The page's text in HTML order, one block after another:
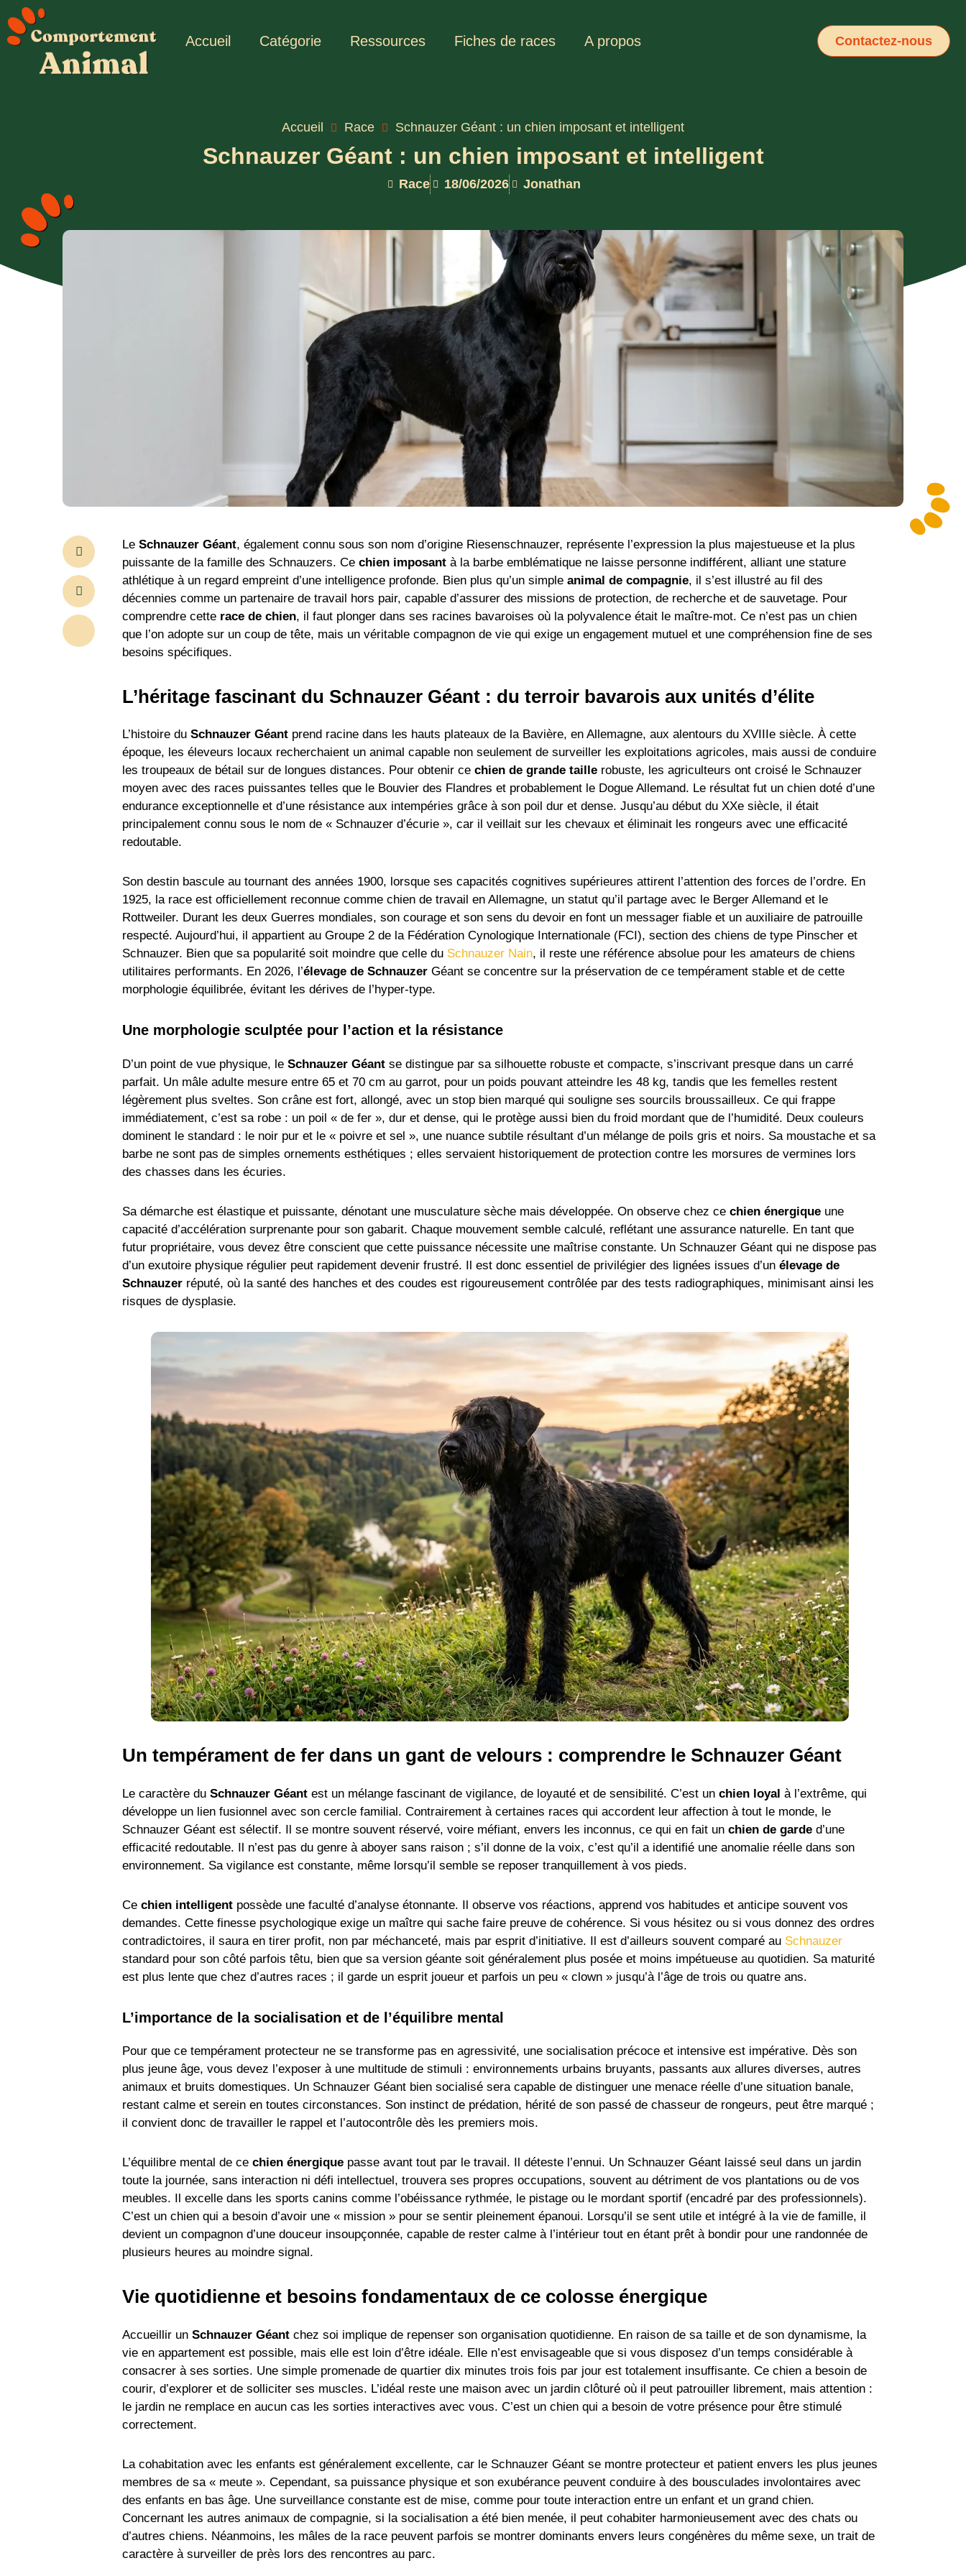
Accueil Catégorie Ressources Fiches de races A propos Contactez-nous
Accueil Race Schnauzer Géant : un chien imposant et intelligent
Schnauzer Géant : un chien imposant et intelligent
Race 18/06/2026 Jonathan
LeSchnauzer Géant, également connu sous son nom d’origine Riesenschnauzer, représente l’expression la plus majestueuse et la plus
puissante de la famille des Schnauzers. Cechien imposant à la barbe emblématique ne laisse personne indifférent, alliant une stature
athlétique à un regard empreint d’une intelligence profonde. Bien plus qu’un simpleanimal de compagnie, il s’est illustré au fil des
décennies comme un partenaire de travail hors pair, capable d’assurer des missions de protection, de recherche et de sauvetage. Pour
comprendre cette race de chien, il faut plonger dans ses racines bavaroises où la polyvalence était le maître-mot. Ce n’est pas un chien
que l’on adopte sur un coup de tête, mais un véritable compagnon de vie qui exige un engagement mutuel et une compréhension fine de ses
besoins spécifiques.
L’héritage fascinant du Schnauzer Géant : du terroir bavarois aux unités d’élite
L’histoire duSchnauzer Géant prend racine dans les hauts plateaux de la Bavière, en Allemagne, aux alentours du XVIIIe siècle. À cette
époque, les éleveurs locaux recherchaient un animal capable non seulement de surveiller les exploitations agricoles, mais aussi de conduire
les troupeaux de bétail sur de longues distances. Pour obtenir cechien de grande taille robuste, les agriculteurs ont croisé le Schnauzer
moyen avec des races puissantes telles que le Bouvier des Flandres et probablement le Dogue Allemand. Le résultat fut un chien doté d’une
endurance exceptionnelle et d’une résistance aux intempéries grâce à son poil dur et dense. Jusqu’au début du XXe siècle, il était
principalement connu sous le nom de « Schnauzer d’écurie », car il veillait sur les chevaux et éliminait les rongeurs avec une efficacité
redoutable.
Son destin bascule au tournant des années 1900, lorsque ses capacités cognitives supérieures attirent l’attention des forces de l’ordre. En
1925, la race est officiellement reconnue comme chien de travail en Allemagne, un statut qu’il partage avec le Berger Allemand et le
Rottweiler. Durant les deux Guerres mondiales, son courage et son sens du devoir en font un messager fiable et un auxiliaire de patrouille
respecté. Aujourd’hui, il appartient au Groupe 2 de la Fédération Cynologique Internationale (FCI), section des chiens de type Pinscher et
Schnauzer. Bien que sa popularité soit moindre que celle du Schnauzer Nain, il reste une référence absolue pour les amateurs de chiens
utilitaires performants. En 2026, l’élevage de Schnauzer Géant se concentre sur la préservation de ce tempérament stable et de cette
morphologie équilibrée, évitant les dérives de l’hyper-type.
Une morphologie sculptée pour l’action et la résistance
D’un point de vue physique, leSchnauzer Géant se distingue par sa silhouette robuste et compacte, s’inscrivant presque dans un carré
parfait. Un mâle adulte mesure entre 65 et 70 cm au garrot, pour un poids pouvant atteindre les 48 kg, tandis que les femelles restent
légèrement plus sveltes. Son crâne est fort, allongé, avec un stop bien marqué qui souligne ses sourcils broussailleux. Ce qui frappe
immédiatement, c’est sa robe : un poil « de fer », dur et dense, qui le protège aussi bien du froid mordant que de l’humidité. Deux couleurs
dominent le standard : le noir pur et le « poivre et sel », une nuance subtile résultant d’un mélange de poils gris et noirs. Sa moustache et sa
barbe ne sont pas de simples ornements esthétiques ; elles servaient historiquement de protection contre les morsures de vermines lors
des chasses dans les écuries.
Sa démarche est élastique et puissante, dénotant une musculature sèche mais développée. On observe chez cechien énergique une
capacité d’accélération surprenante pour son gabarit. Chaque mouvement semble calculé, reflétant une assurance naturelle. En tant que
futur propriétaire, vous devez être conscient que cette puissance nécessite une maîtrise constante. Un Schnauzer Géant qui ne dispose pas
d’un exutoire physique régulier peut rapidement devenir frustré. Il est donc essentiel de privilégier des lignées issues d’unélevage de
Schnauzer réputé, où la santé des hanches et des coudes est rigoureusement contrôlée par des tests radiographiques, minimisant ainsi les
risques de dysplasie.
Un tempérament de fer dans un gant de velours : comprendre le Schnauzer Géant
Le caractère duSchnauzer Géant est un mélange fascinant de vigilance, de loyauté et de sensibilité. C’est unchien loyal à l’extrême, qui
développe un lien fusionnel avec son cercle familial. Contrairement à certaines races qui accordent leur affection à tout le monde, le
Schnauzer Géant est sélectif. Il se montre souvent réservé, voire méfiant, envers les inconnus, ce qui en fait unchien de garde d’une
efficacité redoutable. Il n’est pas du genre à aboyer sans raison ; s’il donne de la voix, c’est qu’il a identifié une anomalie réelle dans son
environnement. Sa vigilance est constante, même lorsqu’il semble se reposer tranquillement à vos pieds.
Cechien intelligent possède une faculté d’analyse étonnante. Il observe vos réactions, apprend vos habitudes et anticipe souvent vos
demandes. Cette finesse psychologique exige un maître qui sache faire preuve de cohérence. Si vous hésitez ou si vous donnez des ordres
contradictoires, il saura en tirer profit, non par méchanceté, mais par esprit d’initiative. Il est d’ailleurs souvent comparé au Schnauzer
standard pour son côté parfois têtu, bien que sa version géante soit généralement plus posée et moins impétueuse au quotidien. Sa maturité
est plus lente que chez d’autres races ; il garde un esprit joueur et parfois un peu « clown » jusqu’à l’âge de trois ou quatre ans.
L’importance de la socialisation et de l’équilibre mental
Pour que ce tempérament protecteur ne se transforme pas en agressivité, une socialisation précoce et intensive est impérative. Dès son
plus jeune âge, vous devez l’exposer à une multitude de stimuli : environnements urbains bruyants, passants aux allures diverses, autres
animaux et bruits domestiques. Un Schnauzer Géant bien socialisé sera capable de distinguer une menace réelle d’une situation banale,
restant calme et serein en toutes circonstances. Son instinct de prédation, hérité de son passé de chasseur de rongeurs, peut être marqué ;
il convient donc de travailler le rappel et l’autocontrôle dès les premiers mois.
L’équilibre mental de cechien énergique passe avant tout par le travail. Il déteste l’ennui. Un Schnauzer Géant laissé seul dans un jardin
toute la journée, sans interaction ni défi intellectuel, trouvera ses propres occupations, souvent au détriment de vos plantations ou de vos
meubles. Il excelle dans les sports canins comme l’obéissance rythmée, le pistage ou le mordant sportif (encadré par des professionnels).
C’est un chien qui a besoin d’avoir une « mission » pour se sentir pleinement épanoui. Lorsqu’il se sent utile et intégré à la vie de famille, il
devient un compagnon d’une douceur insoupçonnée, capable de rester calme à l’intérieur tout en étant prêt à bondir pour une randonnée de
plusieurs heures au moindre signal.
Vie quotidienne et besoins fondamentaux de ce colosse énergique
Accueillir unSchnauzer Géant chez soi implique de repenser son organisation quotidienne. En raison de sa taille et de son dynamisme, la
vie en appartement est possible, mais elle est loin d’être idéale. Elle n’est envisageable que si vous disposez d’un temps considérable à
consacrer à ses sorties. Une simple promenade de quartier dix minutes trois fois par jour est totalement insuffisante. Ce chien a besoin de
courir, d’explorer et de solliciter ses muscles. L’idéal reste une maison avec un jardin clôturé où il peut patrouiller librement, mais attention :
le jardin ne remplace en aucun cas les sorties interactives avec vous. C’est un chien qui a besoin de votre présence pour être stimulé
correctement.
La cohabitation avec les enfants est généralement excellente, car le Schnauzer Géant se montre protecteur et patient envers les plus jeunes
membres de sa « meute ». Cependant, sa puissance physique et son exubérance peuvent conduire à des bousculades involontaires avec
des enfants en bas âge. Une surveillance constante est de mise, comme pour toute interaction entre un enfant et un grand chien.
Concernant les autres animaux de compagnie, si la socialisation a été bien menée, il peut cohabiter harmonieusement avec des chats ou
d’autres chiens. Néanmoins, les mâles de la race peuvent parfois se montrer dominants envers leurs congénères du même sexe, un trait de
caractère à surveiller de près lors des rencontres au parc.